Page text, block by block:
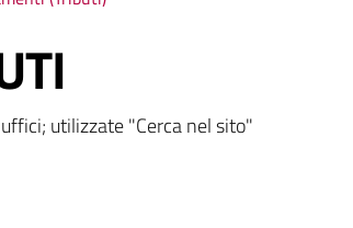
utilizzate "Cerca nel sito"